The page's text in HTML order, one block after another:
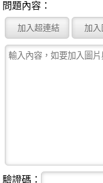
問題內容：
驗證碼：